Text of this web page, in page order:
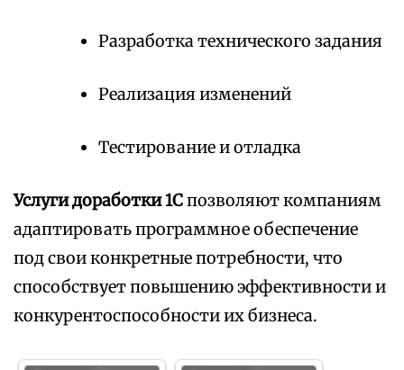
Разработка технического задания
Реализация изменений
Тестирование и отладка
Услуги доработки 1Спозволяют компаниям
адаптировать программное обеспечение
под свои конкретные потребности, что
способствует повышению эффективности и
конкурентоспособности их бизнеса.